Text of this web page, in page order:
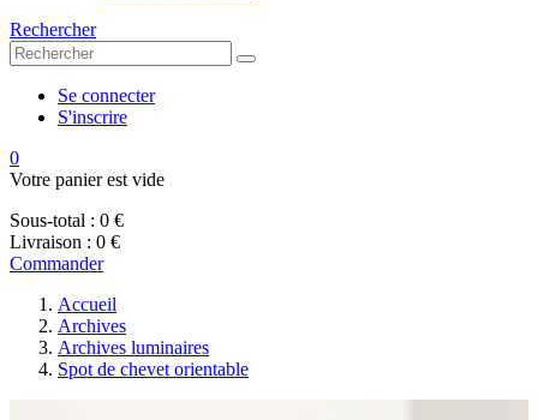
Rechercher
Se connecter
S'inscrire
0
Votre panier est vide
Sous-total : 0 €
Livraison : 0 €
Commander
Accueil
Archives
Archives luminaires
Spot de chevet orientable